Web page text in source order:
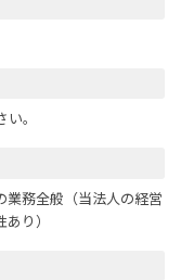
。
業務全般（当法人の経営
り）